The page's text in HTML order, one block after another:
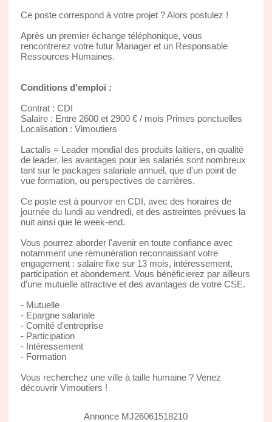
Ce poste correspond à votre projet ? Alors postulez !
Après un premier échange téléphonique, vous
rencontrerez votre futur Manager et un Responsable
Ressources Humaines.
Conditions d'emploi :
Contrat : CDI
Salaire : Entre 2600 et 2900 € / mois Primes ponctuelles
Localisation : Vimoutiers
Lactalis = Leader mondial des produits laitiers, en qualité
de leader, les avantages pour les salariés sont nombreux
tant sur le packages salariale annuel, que d'un point de
vue formation, ou perspectives de carrières.
Ce poste est à pourvoir en CDI, avec des horaires de
journée du lundi au vendredi, et des astreintes prévues la
nuit ainsi que le week-end.
Vous pourrez aborder l'avenir en toute confiance avec
notamment une rémunération reconnaissant votre
engagement : salaire fixe sur 13 mois, intéressement,
participation et abondement. Vous bénéficierez par ailleurs
d'une mutuelle attractive et des avantages de votre CSE.
- Mutuelle
- Epargne salariale
- Comité d'entreprise
- Participation
- Intéressement
- Formation
Vous recherchez une ville à taille humaine ? Venez
découvrir Vimoutiers !
Annonce MJ26061518210